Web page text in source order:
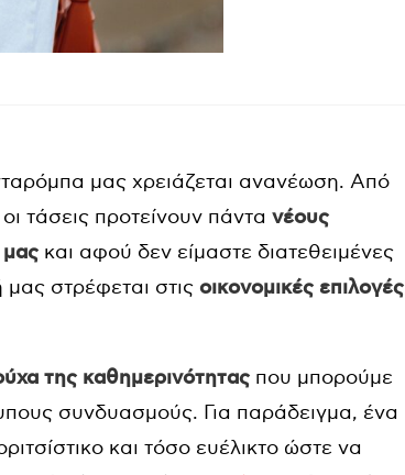
μας χρειάζεται ανανέωση. Από
τάσεις προτείνουν πάντα νέους
και αφού δεν είμαστε διατεθειμένες
στρέφεται στις οικονομικές επιλογές
της καθημερινότητας που μπορούμε
συνδυασμούς. Για παράδειγμα, ένα
και τόσο ευέλικτο ώστε να